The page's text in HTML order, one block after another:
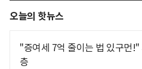
오늘의 핫뉴스
"증여세 7억 줄이는 법 있구먼
층